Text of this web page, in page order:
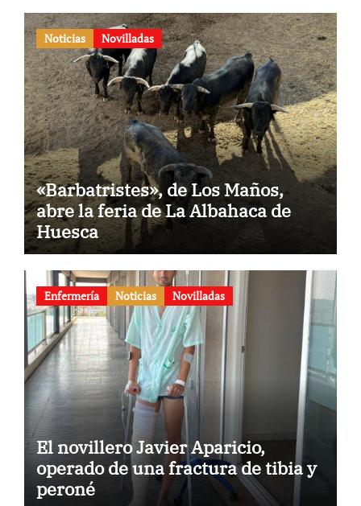
Noticias Novilladas
«Barbatristes», de Los Maños,
abre la feria de La Albahaca de
Huesca
Enfermería Noticias Novilladas
El novillero Javier Aparicio,
operado de una fractura de tibia y
peroné